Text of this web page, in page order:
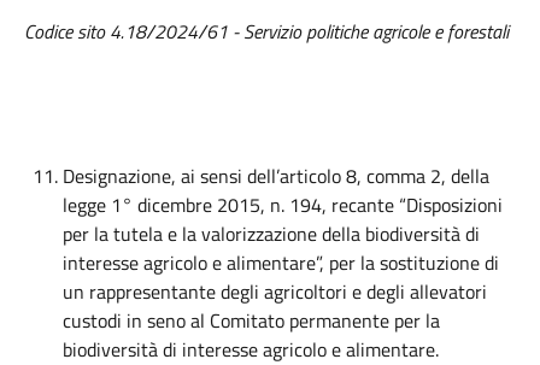
Codice sito 4.18/2024/61 - Servizio politiche agricole e forestali
Designazione, ai sensi dell’articolo 8, comma 2, della
legge 1° dicembre 2015, n. 194, recante “Disposizioni
per la tutela e la valorizzazione della biodiversità di
interesse agricolo e alimentare”, per la sostituzione di
un rappresentante degli agricoltori e degli allevatori
custodi in seno al Comitato permanente per la
biodiversità di interesse agricolo e alimentare.